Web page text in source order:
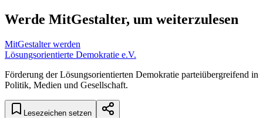
Werde MitGestalter, um weiterzulesen
MitGestalter werden
Lösungsorientierte Demokratie e.V.
Förderung der Lösungsorientierten Demokratie parteiübergreifend in
Politik, Medien und Gesellschaft.
Lesezeichen setzen